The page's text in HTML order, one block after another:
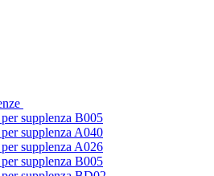
supplenza B005
supplenza A040
supplenza A026
supplenza B005